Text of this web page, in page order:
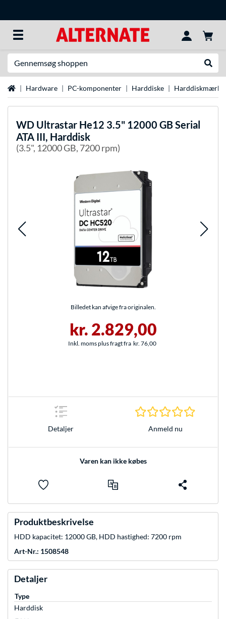
StartsideHardware PC-komponenter Harddiske
WD Ultrastar He12 3.5" 12000 GB Serial
ATA III, Harddisk
(3.5", 12000 GB, 7200 rpm)
Billedet kan afvige fra originalen.
kr. 2.829,00
Inkl. moms plus fragt fra kr. 76,00
Detaljer Anmeld nu
Varen kan ikke købes
Produktbeskrivelse
HDD kapacitet: 12000 GB, HDD hastighed: 7200 rpm
Art-Nr.: 1508548
Detaljer
Type
Harddisk